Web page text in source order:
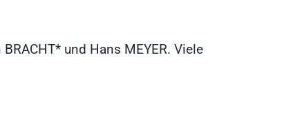
und Hans MEYER. Viele